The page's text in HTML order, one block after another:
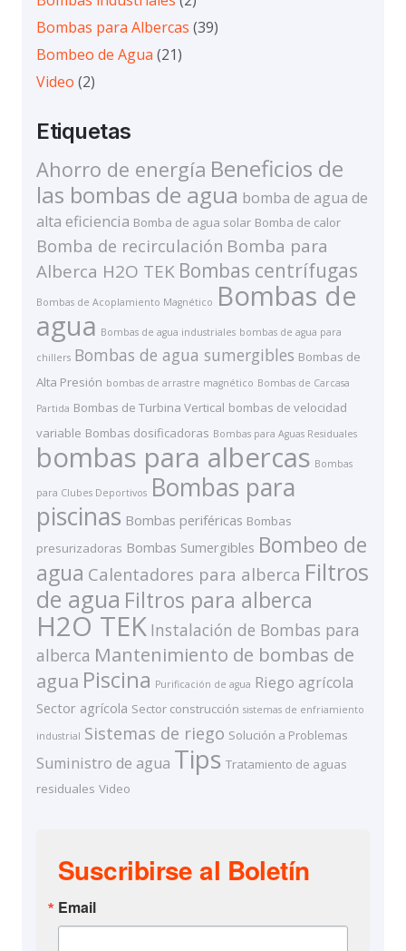
Bombas para Albercas (39)
Bombeo de Agua (21)
Video (2)
Etiquetas
Ahorro de energía Beneficios de
las bombas de agua bomba de agua de
alta eficiencia Bomba de agua solar Bomba de calor
Bomba de recirculación Bomba para
Alberca H2O TEK Bombas centrífugas
Bombas de Acoplamiento Magnético Bombas de
agua Bombas de agua industriales bombas de agua para
chillers Bombas de agua sumergibles Bombas de
Alta Presión bombas de arrastre magnético Bombas de Carcasa
Partida Bombas de Turbina Vertical bombas de velocidad
variable Bombas dosificadoras Bombas para Aguas Residuales
bombas para albercas Bombas
para Clubes Deportivos Bombas para
piscinas Bombas periféricas Bombas
presurizadoras Bombas Sumergibles Bombeo de
agua Calentadores para alberca Filtros
de agua Filtros para alberca
H2O TEK Instalación de Bombas para
alberca Mantenimiento de bombas de
agua Piscina Purificación de agua Riego agrícola
Sector agrícola Sector construcción sistemas de enfriamiento
industrial Sistemas de riego Solución a Problemas
Suministro de agua Tips Tratamiento de aguas
residuales Video
Suscribirse al Boletín
Email